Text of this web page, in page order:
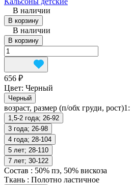
В наличии
В корзину
В наличии
В корзину
656 ₽
Цвет: Черный
Черный
возраст, размер (п/обх груди, рост)1:
1,5-2 года; 26-92
3 года; 26-98
4 года; 28-104
5 лет; 28-110
7 лет; 30-122
Состав : 50% пэ, 50% вискоза
Ткань : Полотно ластичное